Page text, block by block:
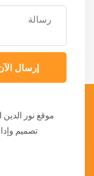
إرسال
موقع نور الدين
تصميم